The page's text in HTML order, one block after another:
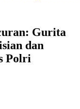
Gurita
dan
Polri